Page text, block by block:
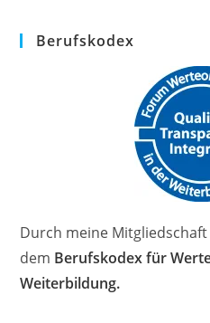
Berufskodex
Durch meine
dem Berufskodex für
Weiterbildung.